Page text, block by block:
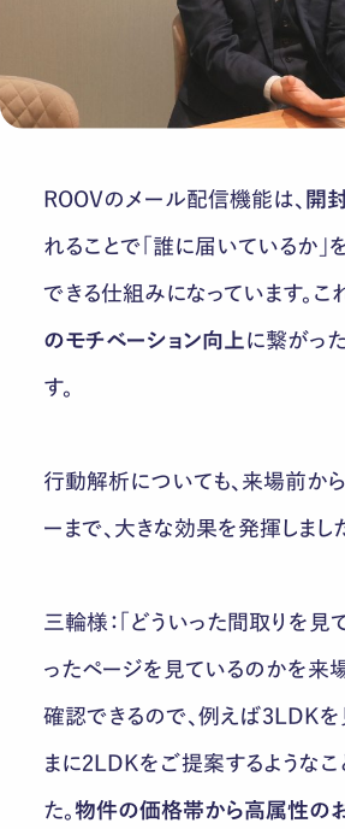
ROOVのメール配信機能は、 開
れることで「誰に届いているか」
できる仕組みになっています。こ
のモチベーション向上 に繋がっ
す。
行動解析についても、来場前か
ーまで、大きな効果を発揮しました
三輪様：「どういった間取りを見
ったページを見ているのかを来
確認できるので、例えば3LDK
まに2LDKをご提案するようなこ
た。 物件の価格帯から高属性の